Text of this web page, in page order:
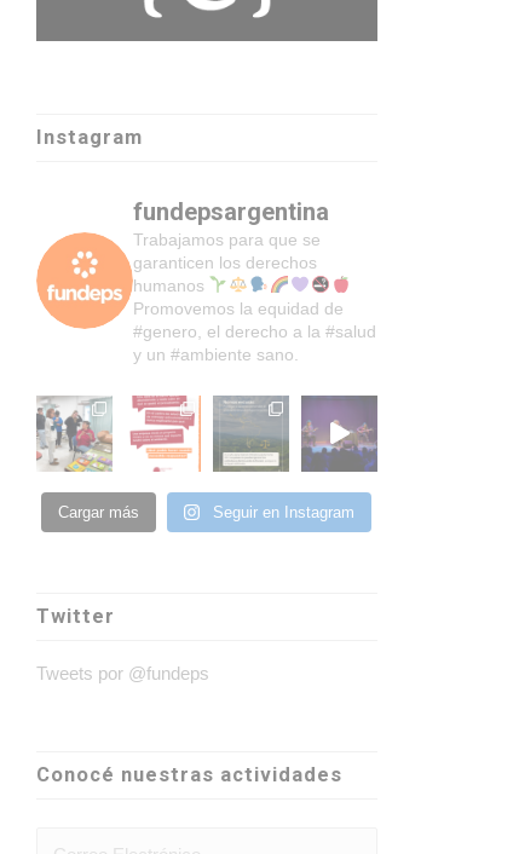
Instagram
fundepsargentina
Trabajamos para que se
garanticen los derechos
humanos
Promovemos la equidad de
#genero, el derecho a la #salud
y un #ambiente sano.
Cargar más Seguir en Instagram
Twitter
Tweets por @fundeps
Conocé nuestras actividades